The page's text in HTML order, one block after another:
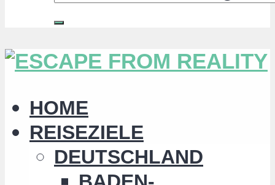
HOME
REISEZIELE
DEUTSCHLAND